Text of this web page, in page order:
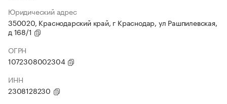
Юридический адрес
350020, Краснодарский край, г Краснодар, ул Рашпилевская,
д 168/1
ОГРН
1072308002304
ИНН
2308128230